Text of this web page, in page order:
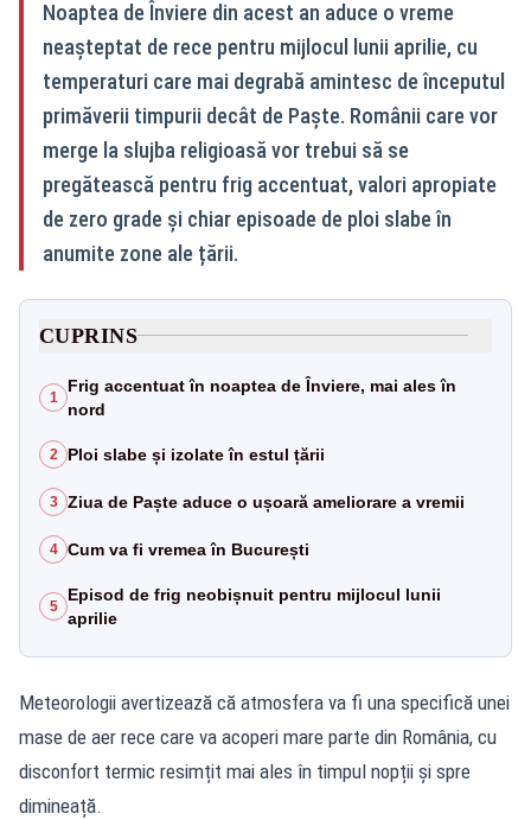
Noaptea de Înviere din acest an aduce o vreme
neașteptat de rece pentru mijlocul lunii aprilie, cu
temperaturi care mai degrabă amintesc de începutul
primăverii timpurii decât de Paște. Românii care vor
merge la slujba religioasă vor trebui să se
pregătească pentru frig accentuat, valori apropiate
de zero grade și chiar episoade de ploi slabe în
anumite zone ale țării.
CUPRINS
1
Frig accentuat în noaptea de Înviere, mai ales în
nord
2 Ploi slabe și izolate în estul țării
3 Ziua de Paște aduce o ușoară ameliorare a vremii
4 Cum va fi vremea în București
5
Episod de frig neobișnuit pentru mijlocul lunii
aprilie
Meteorologii avertizează că atmosfera va fi una specifică unei
mase de aer rece care va acoperi mare parte din România, cu
disconfort termic resimțit mai ales în timpul nopții și spre
dimineață.